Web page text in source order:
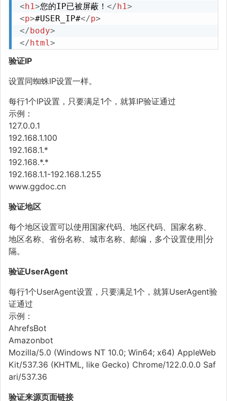
<h1>您的IP已被屏蔽！ </h1>
<p>#USER_IP#</p>
</body>
</html >
验证IP
设置同蜘蛛IP设置一样。
每行1个IP设置，只要满足1个，就算IP验证通过
示例：
127.0.0.1
192.168.1.100
192.168.1.*
192.168.*.*
192.168.1.1-192.168.1.255
www.ggdoc.cn
验证地区
每个地区设置可以使用国家代码、地区代码、国家名称、
地区名称、省份名称、城市名称、邮编，多个设置使用|分
隔。
验证UserAgent
每行1个UserAgent设置，只要满足1个，就算UserAgent验
证通过
示例：
AhrefsBot
Amazonbot
Mozilla/5.0 (Windows NT 10.0; Win64; x64) AppleWeb
Kit/537.36 (KHTML, like Gecko) Chrome/122.0.0.0 Saf
ari/537.36
验证来源页面链接